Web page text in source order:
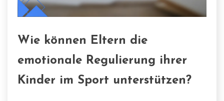
Wie können Eltern die
emotionale Regulierung ihrer
Kinder im Sport unterstützen?